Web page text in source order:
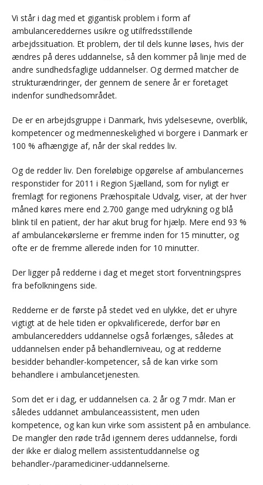
Vi står i dag med et gigantisk problem i form af
ambulancereddernes usikre og utilfredsstillende
arbejdssituation. Et problem, der til dels kunne løses, hvis der
ændres på deres uddannelse, så den kommer på linje med de
andre sundhedsfaglige uddannelser. Og dermed matcher de
strukturændringer, der gennem de senere år er foretaget
indenfor sundhedsområdet.
De er en arbejdsgruppe i Danmark, hvis ydelsesevne, overblik,
kompetencer og medmenneskelighed vi borgere i Danmark er
100 % afhængige af, når der skal reddes liv.
Og de redder liv. Den foreløbige opgørelse af ambulancernes
responstider for 2011 i Region Sjælland, som for nyligt er
fremlagt for regionens Præhospitale Udvalg, viser, at der hver
måned køres mere end 2.700 gange med udrykning og blå
blink til en patient, der har akut brug for hjælp. Mere end 93 %
af ambulancekørslerne er fremme inden for 15 minutter, og
ofte er de fremme allerede inden for 10 minutter.
Der ligger på redderne i dag et meget stort forventningspres
fra befolkningens side.
Redderne er de første på stedet ved en ulykke, det er uhyre
vigtigt at de hele tiden er opkvalificerede, derfor bør en
ambulanceredders uddannelse også forlænges, således at
uddannelsen ender på behandlerniveau, og at redderne
besidder behandler-kompetencer, så de kan virke som
behandlere i ambulancetjenesten.
Som det er i dag, er uddannelsen ca. 2 år og 7 mdr. Man er
således uddannet ambulanceassistent, men uden
kompetence, og kan kun virke som assistent på en ambulance.
De mangler den røde tråd igennem deres uddannelse, fordi
der ikke er dialog mellem assistentuddannelse og
behandler-/paramediciner-uddannelserne.